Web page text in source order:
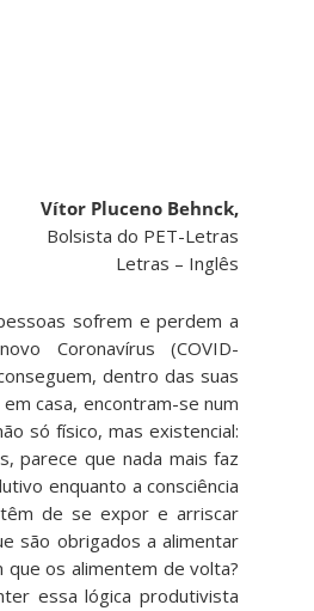
Vítor Pluceno Behnck,
Bolsista do PET-Letras
Letras – Inglês
sofrem e perdem a
Coronavírus (COVID-
dentro das suas
casa, encontram-se num
só físico, mas existencial:
parece que nada mais faz
enquanto a consciência
de se expor e arriscar
são obrigados a alimentar
os alimentem de volta?
essa lógica produtivista